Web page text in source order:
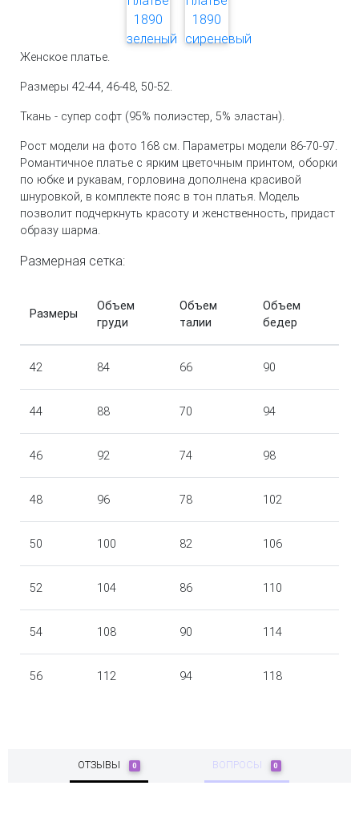
Женское платье.
Размеры 42-44, 46-48, 50-52.
Ткань - супер софт (95% полиэстер, 5% эластан).
Рост модели на фото 168 см. Параметры модели 86-70-97.
Романтичное платье с ярким цветочным принтом, оборки
по юбке и рукавам, горловина дополнена красивой
шнуровкой, в комплекте пояс в тон платья. Модель
позволит подчеркнуть красоту и женственность, придаст
образу шарма.
Размерная сетка:
Размеры
Объем
груди
Объем
талии
Объем
бедер
42 84 66 90
44 88 70 94
46 92 74 98
48 96 78 102
50 100 82 106
52 104 86 110
54 108 90 114
56 112 94 118
ОТЗЫВЫ 0 ВОПРОСЫ 0